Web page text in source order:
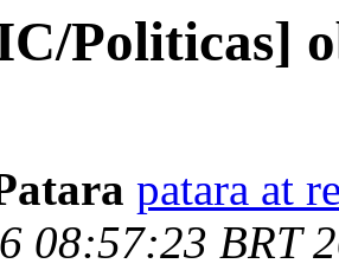
Politicas]
patara at
08:57:23 BRT